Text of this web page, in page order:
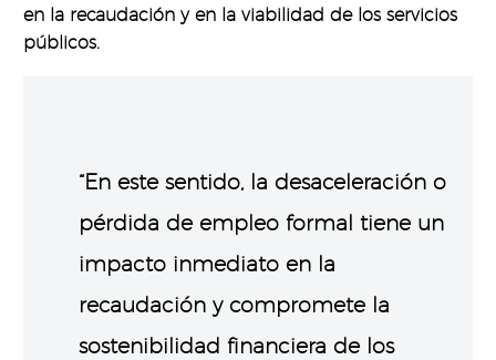
en la recaudación y en la viabilidad de los servicios
públicos.
“En este sentido, la desaceleración o
pérdida de empleo formal tiene un
impacto inmediato en la
recaudación y compromete la
sostenibilidad financiera de los